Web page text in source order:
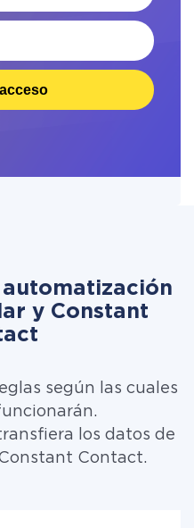
y Constant
según las cuales
los datos de
Contact.